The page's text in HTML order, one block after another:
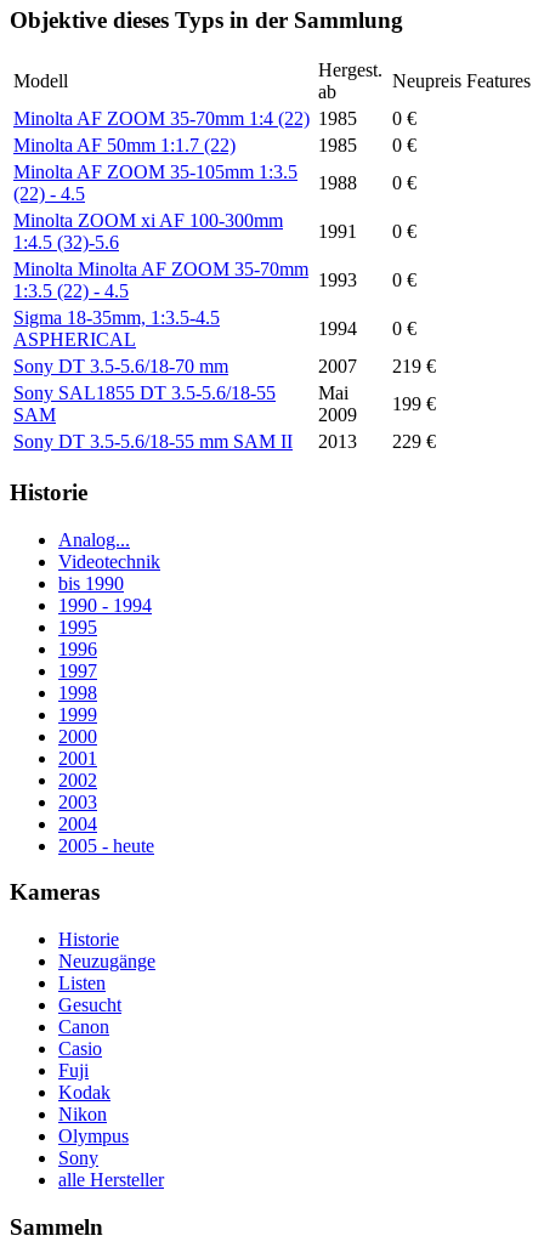
Objektive dieses Typs in der Sammlung
Modell
Hergest.
ab
Neupreis Features
Minolta AF ZOOM 35-70mm 1:4 (22) 1985
0 €
Minolta AF 50mm 1:1.7 (22)
1985
0 €
Minolta AF ZOOM 35-105mm 1:3.5
(22) - 4.5
1988
0 €
Minolta ZOOM xi AF 100-300mm
1:4.5 (32)-5.6
1991
0 €
Minolta Minolta AF ZOOM 35-70mm
1:3.5 (22) - 4.5
1993
0 €
Sigma 18-35mm, 1:3.5-4.5
ASPHERICAL
1994
0 €
Sony DT 3.5-5.6/18-70 mm
2007
219 €
Sony SAL1855 DT 3.5-5.6/18-55
SAM
Mai
2009
199 €
Sony DT 3.5-5.6/18-55 mm SAM II
2013 229 €
Historie
Analog...
Videotechnik
bis 1990
1990 - 1994
1995
1996
1997
1998
1999
2000
2001
2002
2003
2004
2005 - heute
Kameras
Historie
Neuzugänge
Listen
Gesucht
Canon
Casio
Fuji
Kodak
Nikon
Olympus
Sony
alle Hersteller
Sammeln